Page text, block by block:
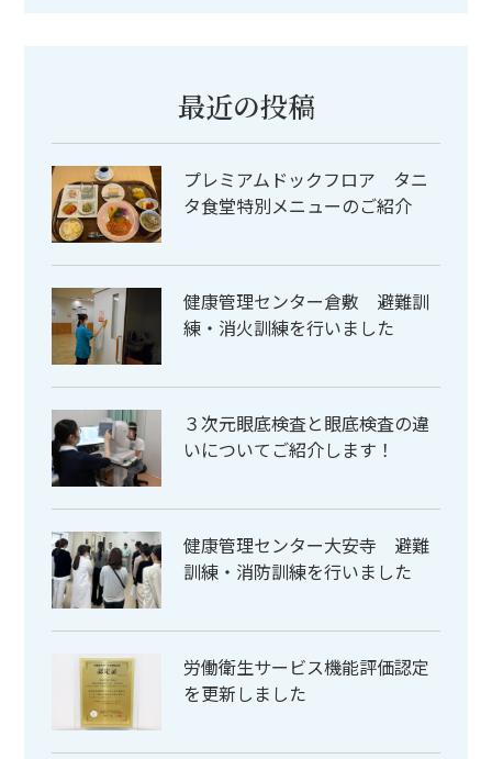
最近の投稿
プレミアムドックフロア タニ
タ食堂特別メニューのご紹介
健康管理センター倉敷 避難訓
練・消火訓練を行いました
３次元眼底検査と眼底検査の違
いについてご紹介します！
健康管理センター大安寺 避難
訓練・消防訓練を行いました
労働衛生サービス機能評価認定
を更新しました